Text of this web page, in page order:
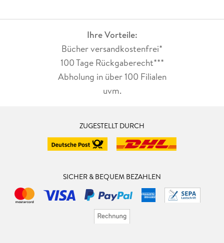
Ihre Vorteile:
Bücher versandkostenfrei*
100 Tage Rückgaberecht***
Abholung in über 100 Filialen
uvm.
ZUGESTELLT DURCH
SICHER & BEQUEM BEZAHLEN